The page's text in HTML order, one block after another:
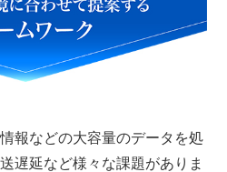
報などの大容量のデータを処
遅延など様々な課題がありま